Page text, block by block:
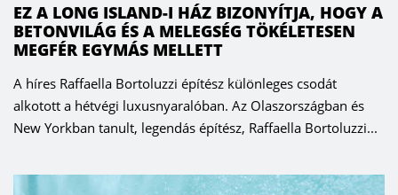
EZ A LONG ISLAND-I HÁZ BIZONYÍTJA, HOGY A
BETONVILÁG ÉS A MELEGSÉG TÖKÉLETESEN
MEGFÉR EGYMÁS MELLETT
A híres Raffaella Bortoluzzi építész különleges csodát
alkotott a hétvégi luxusnyaralóban. Az Olaszországban és
New Yorkban tanult, legendás építész, Raffaella Bortoluzzi...